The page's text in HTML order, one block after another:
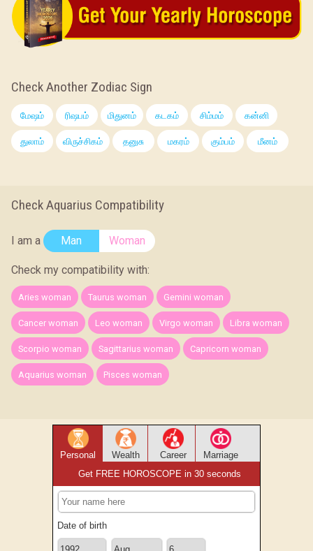
Check Another Zodiac Sign
மேஷம் ரிஷபம் மிதுனம் கடகம் சிம்மம் கன்னி
துலாம் விருச்சிகம் தனுசு மகரம் கும்பம் மீனம்
Check Aquarius Compatibility
I am a Man Woman
Check my compatibility with:
Aries woman Taurus woman Gemini woman
Cancer woman Leo woman Virgo woman Libra woman
Scorpio woman Sagittarius woman Capricorn woman
Aquarius woman Pisces woman
Personal Wealth Career Marriage
Get FREE HOROSCOPE in 30 seconds
Date of birth